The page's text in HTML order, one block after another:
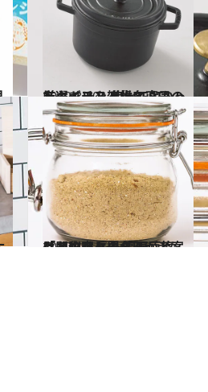
2019.3.10
スタイリスト椎名直子の厳選ギフト 使ってよかったキッチン雑貨BEST7
ライフスタイル
2019.4.7
ダイエットの名医が考案した秘密兵器 高野豆腐「即やせパウダー」とは？
ライフスタイル